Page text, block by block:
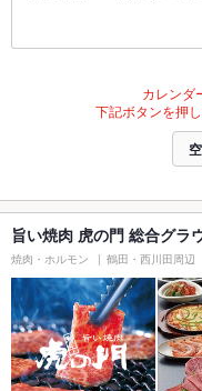
カレンダ
下記ボタンを押
旨い焼肉 虎の門 総合グラ
焼肉・ホルモン 鶴田・西川田周辺